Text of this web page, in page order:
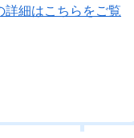
詳細はこちらをご覧